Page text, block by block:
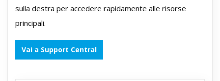
sulla destra per accedere rapidamente alle risorse
principali.
Vai a Support Central